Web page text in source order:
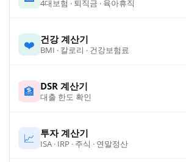
4대보험 · 퇴직금 · 육아휴직
❤️ 건강 계산기
BMI · 칼로리 · 건강보험료
🏦 DSR 계산기
대출 한도 확인
📈 투자 계산기
ISA · IRP · 주식 · 연말정산